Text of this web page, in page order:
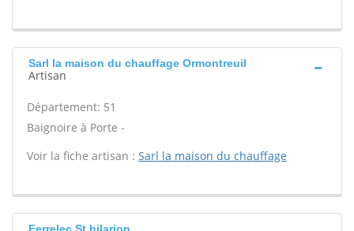
Sarl la maison du chauffage Ormontreuil
Artisan
Département: 51
Baignoire à Porte -
Voir la fiche artisan : Sarl la maison du chauffage